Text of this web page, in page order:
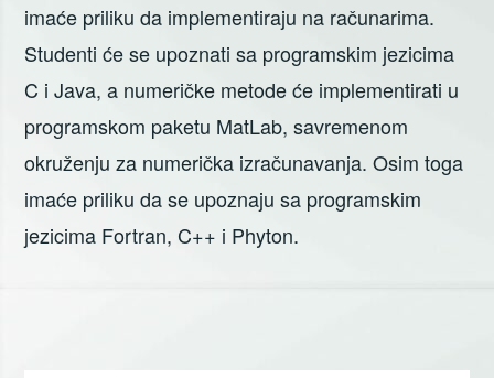
imaće priliku da implementiraju na računarima.
Studenti će se upoznati sa programskim jezicima
C i Java, a numeričke metode će implementirati u
programskom paketu MatLab, savremenom
okruženju za numerička izračunavanja. Osim toga
imaće priliku da se upoznaju sa programskim
jezicima Fortran, C++ i Phyton.